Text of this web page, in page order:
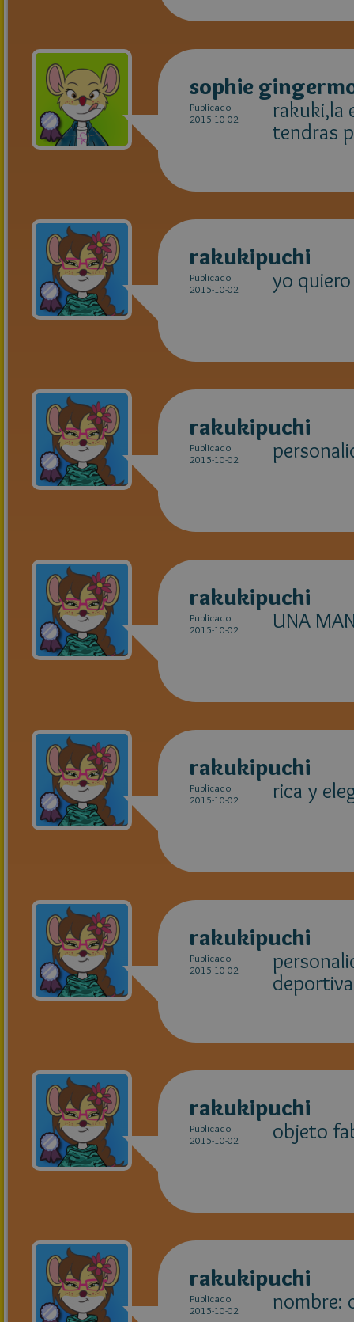
sophie
Publicado
2015-10-02
rakuki,la
tendras
rakukipuchi
Publicado
2015-10-02
yo
rakukipuchi
Publicado
2015-10-02
rakukipuchi
Publicado
2015-10-02
UNA
rakukipuchi
Publicado
2015-10-02
rica y
rakukipuchi
Publicado
2015-10-02
rakukipuchi
Publicado
2015-10-02
objeto
rakukipuchi
Publicado
2015-10-02
nombre: